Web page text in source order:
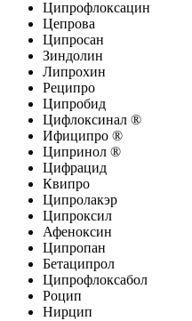
Ципрофлоксацин
Цепрова
Ципросан
Зиндолин
Липрохин
Реципро
Ципробид
Цифлоксинал ®
Ифиципро ®
Ципринол ®
Цифрацид
Квипро
Ципролакэр
Ципроксил
Афеноксин
Ципропан
Бетаципрол
Ципрофлоксабол
Роцип
Нирцип